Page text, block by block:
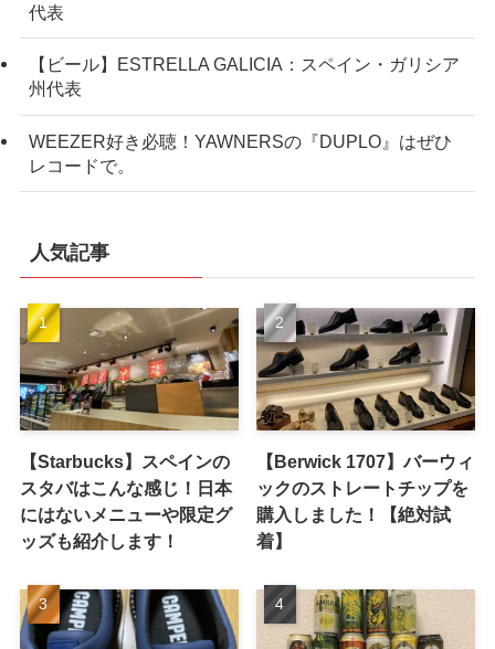
代表
【ビール】ESTRELLA GALICIA：スペイン・ガリシア
州代表
WEEZER好き必聴！YAWNERSの『DUPLO』はぜひ
レコードで。
人気記事
【Starbucks】スペインの
スタバはこんな感じ！日本
にはないメニューや限定グ
ッズも紹介します！
【Berwick 1707】バーウィ
ックのストレートチップを
購入しました！【絶対試
着】